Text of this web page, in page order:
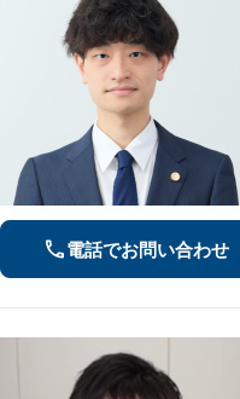
電話でお問い合わせ